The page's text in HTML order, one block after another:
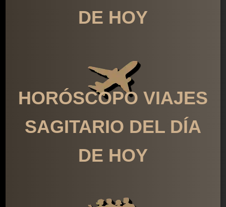
DE HOY
HORÓSCOPO VIAJES
SAGITARIO DEL DÍA
DE HOY